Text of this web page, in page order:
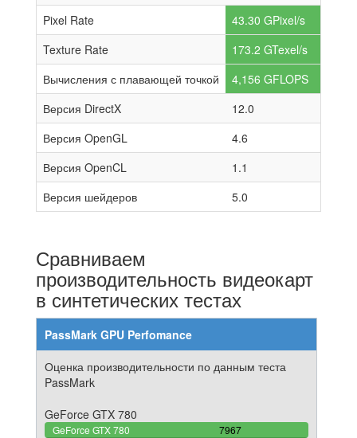
Pixel Rate
43.30 GPixel/s
Texture Rate
173.2 GTexel/s
Вычисления с плавающей точкой
4,156 GFLOPS
Версия DirectX
12.0
Версия OpenGL
4.6
Версия OpenCL
1.1
Версия шейдеров
5.0
Сравниваем
производительность видеокарт
в синтетических тестах
PassMark GPU Perfomance
Оценка производительности по данным теста
PassMark
GeForce GTX 780
GeForce GTX 780 7967
100%